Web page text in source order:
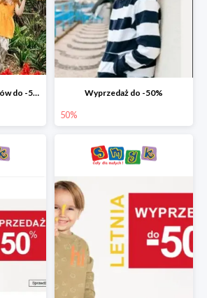
Wyprzedaż ubrań i butów do -50% Wyprzedaż do -50%
50%